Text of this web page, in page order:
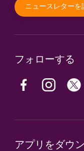
ニュースレターを
フォローする
アプリをダウ